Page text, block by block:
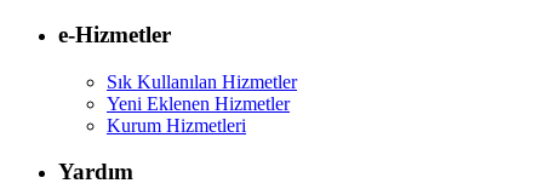
e-Hizmetler
Sık Kullanılan Hizmetler
Yeni Eklenen Hizmetler
Kurum Hizmetleri
Yardım